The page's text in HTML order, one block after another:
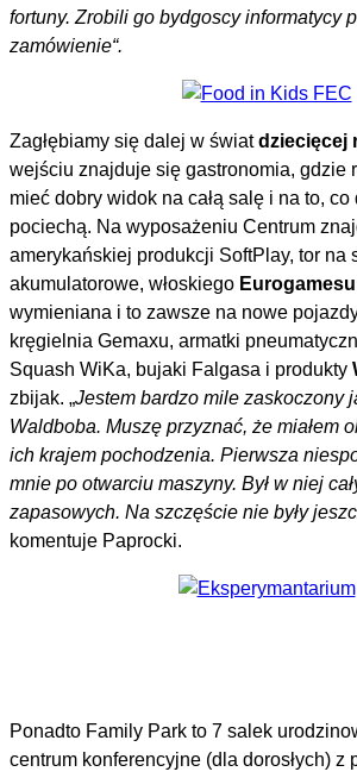
fortuny. Zrobili go bydgoscy informatycy
zamówienie“.
Zagłębiamy się dalej w światdziecięcej
wejściu znajduje się gastronomia, gdzie
mieć dobry widok na całą salę i na to,
pociechą. Na wyposażeniu Centrum
amerykańskiej produkcji SoftPlay, tor na
akumulatorowe, włoskiego Eurogamesu
wymieniana i to zawsze na nowe
kręgielnia Gemaxu, armatki
Squash WiKa, bujaki Falgasa i produkty
zbijak. „Jestem bardzo mile zaskoczony
Waldboba. Muszę przyznać, że miałem
ich krajem pochodzenia. Pierwsza
mnie po otwarciu maszyny. Był w niej
zapasowych. Na szczęście nie były
komentuje Paprocki.
Ponadto Family Park to 7 salek
centrum konferencyjne (dla dorosłych) z